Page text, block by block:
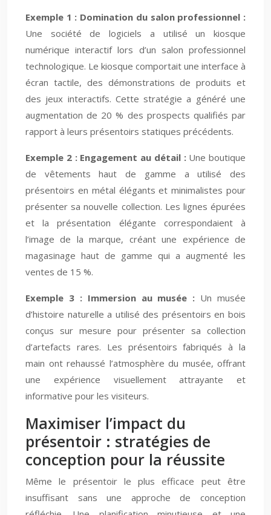
Exemple 1 : Domination du salon professionnel :
Une société de logiciels a utilisé un kiosque
numérique interactif lors d’un salon professionnel
technologique. Le kiosque comportait une interface à
écran tactile, des démonstrations de produits et
des jeux interactifs. Cette stratégie a généré une
augmentation de 20 % des prospects qualifiés par
rapport à leurs présentoirs statiques précédents.
Exemple 2 : Engagement au détail :Une boutique
de vêtements haut de gamme a utilisé des
présentoirs en métal élégants et minimalistes pour
présenter sa nouvelle collection. Les lignes épurées
et la présentation élégante correspondaient à
l’image de la marque, créant une expérience de
magasinage haut de gamme qui a augmenté les
ventes de 15 %.
Exemple 3 : Immersion au musée : Un musée
d’histoire naturelle a utilisé des présentoirs en bois
conçus sur mesure pour présenter sa collection
d’artefacts rares. Les présentoirs fabriqués à la
main ont rehaussé l’atmosphère du musée, offrant
une expérience visuellement attrayante et
informative pour les visiteurs.
Maximiser l’impact du
présentoir : stratégies de
conception pour la réussite
Même le présentoir le plus efficace peut être
insuffisant sans une approche de conception